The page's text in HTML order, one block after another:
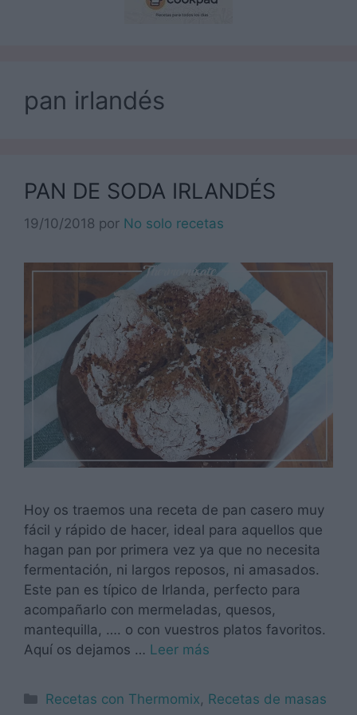
pan irlandés
PAN DE SODA IRLANDÉS
19/10/2018 por No solo recetas
Hoy os traemos una receta de pan casero muy
fácil y rápido de hacer, ideal para aquellos que
hagan pan por primera vez ya que no necesita
fermentación, ni largos reposos, ni amasados.
Este pan es típico de Irlanda, perfecto para
acompañarlo con mermeladas, quesos,
mantequilla, …. o con vuestros platos favoritos.
Aquí os dejamos … Leer más
Categorías
Recetas con Thermomix, Recetas de masas